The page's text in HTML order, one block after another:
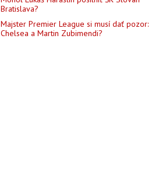
Bratislava?
Majster Premier League si musí dať pozor:
Chelsea a Martin Zubimendi?